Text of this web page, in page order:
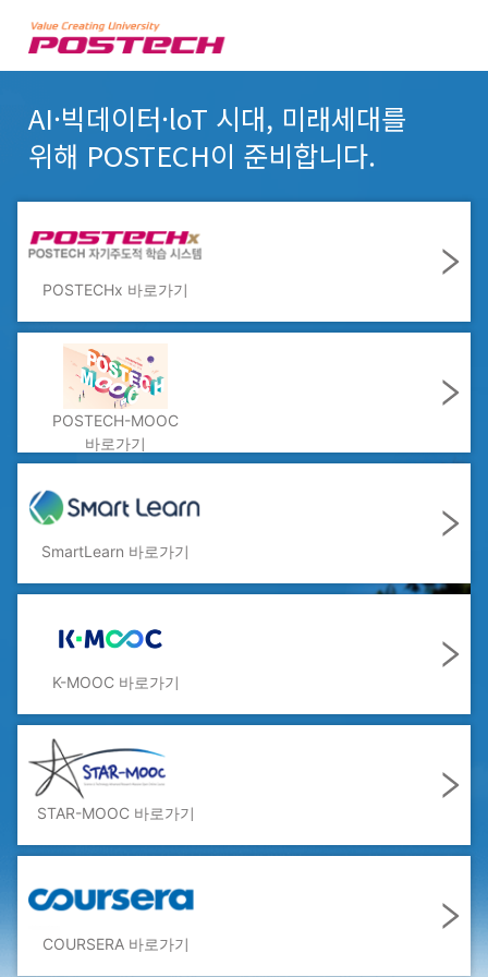
AI·빅데이터·loT 시대, 미래세대를
위해 POSTECH이 준비합니다.
POSTECHx 바로가기
POSTECH-MOOC
바로가기
SmartLearn 바로가기
K-MOOC바로가기
STAR-MOOC바로가기
COURSERA바로가기